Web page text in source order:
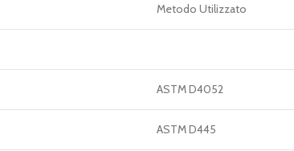
Metodo Utilizzato
ASTM D4052
ASTM D445